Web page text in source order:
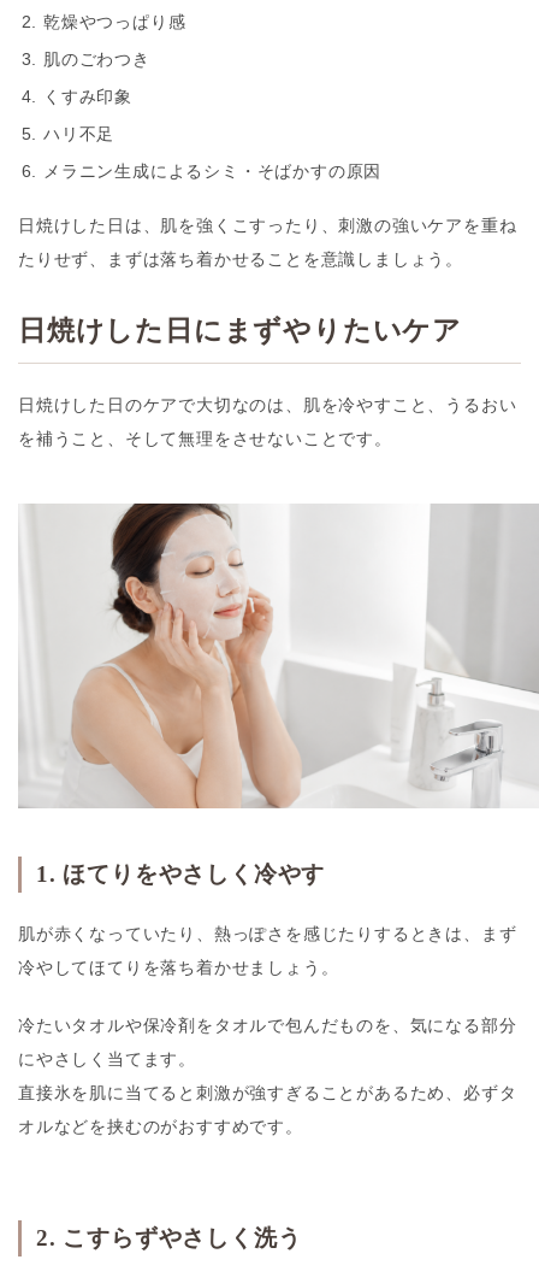
乾燥やつっぱり感
肌のごわつき
くすみ印象
ハリ不足
メラニン生成によるシミ・そばかすの原因
日焼けした日は、肌を強くこすったり、刺激の強いケアを重ね
たりせず、まずは落ち着かせることを意識しましょう。
日焼けした日にまずやりたいケア
日焼けした日のケアで大切なのは、肌を冷やすこと、うるおい
を補うこと、そして無理をさせないことです。
1. ほてりをやさしく冷やす
肌が赤くなっていたり、熱っぽさを感じたりするときは、まず
冷やしてほてりを落ち着かせましょう。
冷たいタオルや保冷剤をタオルで包んだものを、気になる部分
にやさしく当てます。
直接氷を肌に当てると刺激が強すぎることがあるため、必ずタ
オルなどを挟むのがおすすめです。
2. こすらずやさしく洗う